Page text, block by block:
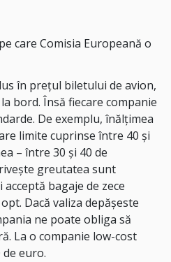
care Comisia Europeană o
în prețul biletului de avion,
bord. Însă fiecare companie
De exemplu, înălţimea
limite cuprinse între 40 și
– între 30 şi 40 de
greutatea sunt
bagaje de zece
Dacă valiza depășeste
ne poate obliga să
La o companie low-cost
euro.